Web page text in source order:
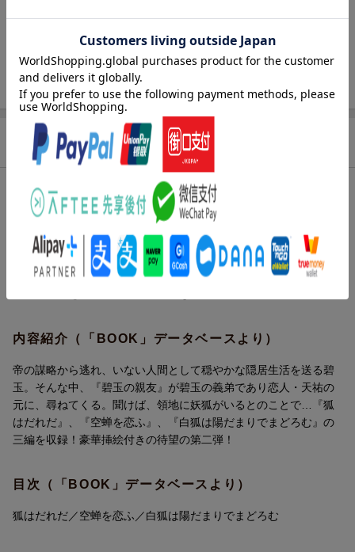
発行形態 単行本
304p
ISBN 9784434320262
商品説明
内容紹介（JPROより）
帝の謀略から逃れ、いない人間として穏やかな隠居生活を送る碧
玉。そんな中、『碧玉の親友』が碧玉の義弟であり恋人・天祐の
元に、尋ねてくる。聞けば、領地に妖狐がいるとのことで……。
『狐はだれだ』、『空蝉を恋ふ』、『白狐は陽だまりでまどろ
内容紹介（「BOOK」データベースより）
帝の謀略から逃れ、いない人間として穏やかな隠居生活を送る碧
玉。そんな中、『碧玉の親友』が碧玉の義弟であり恋人・天祐の
元に、尋ねてくる。聞けば、領地に妖狐がいるとのことで…『狐
はだれだ』、『空蝉を恋ふ』、『白狐は陽だまりでまどろむ』の
三編を収録！豪華挿絵付きの待望の第二弾！
目次（「BOOK」データベースより）
狐はだれだ／空蝉を恋ふ／白狐は陽だまりでまどろむ